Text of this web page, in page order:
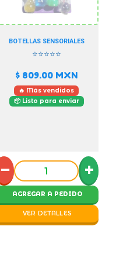
BOTELLAS SENSORIALES
⭐⭐⭐⭐⭐
$ 809.00 MXN
🔥 Más vendidos
📦 Listo para enviar
− +
AGREGAR A PEDIDO
VER DETALLES